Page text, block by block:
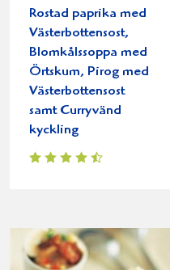
Rostad paprika med
Västerbottensost,
Blomkålssoppa med
Örtskum, Pirog med
Västerbottensost
samt Curryvänd
kyckling